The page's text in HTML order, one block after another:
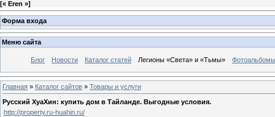
[« Eren »]
Форма входа
Меню сайта
Блог Новости Каталог статей Легионы «Света» и «Тьмы» Фотоальбомы
Главная » Каталог сайтов » Товары и услуги
Русский ХуаХин: купить дом в Тайланде. Выгодные условия.
http://property.ru-huahin.ru/